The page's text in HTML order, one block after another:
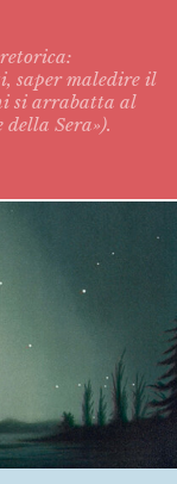
saper maledire il
si arrabatta al
Sera»).